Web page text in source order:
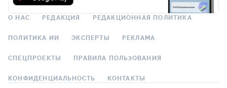
О НАС РЕДАКЦИЯ РЕДАКЦИОННАЯ ПОЛИТИКА
ПОЛИТИКА ИИ ЭКСПЕРТЫ РЕКЛАМА
СПЕЦПРОЕКТЫ ПРАВИЛА ПОЛЬЗОВАНИЯ
КОНФИДЕНЦИАЛЬНОСТЬ КОНТАКТЫ